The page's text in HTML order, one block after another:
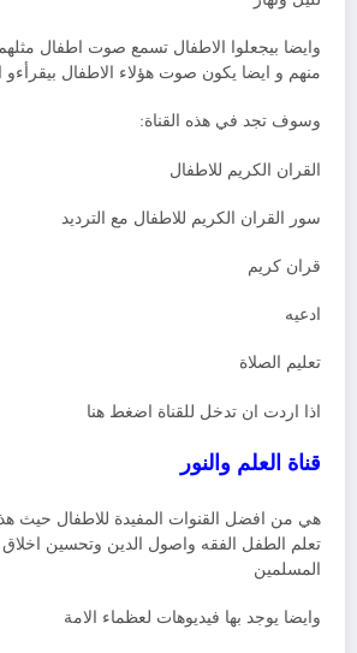
وايضا بيجعلوا الاطفال تسمع صوت اطفال
منهم و ايضا يكون صوت هؤلاء الاطفال بيقرأءو
وسوف تجد في هذه القناة:
القران الكريم للاطفال
سور القران الكريم للاطفال مع الترديد
قران كريم
ادعيه
تعليم الصلاة
اذا اردت ان تدخل للقناة اضغط هنا
قناة العلم والنور
هي من افضل القنوات المفيدة للاطفال حيث هذه
تعلم الطفل الفقه واصول الدين وتحسين اخلاق
المسلمين
وايضا يوجد بها فيديوهات لعظماء الامة